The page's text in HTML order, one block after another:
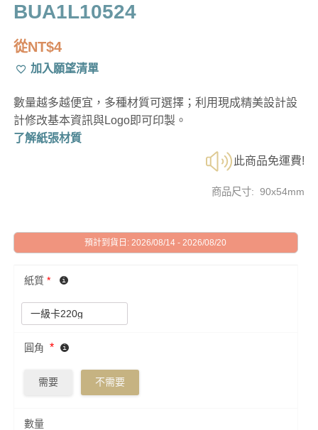
BUA1L10524
從NT$4
加入願望清單
數量越多越便宜，多種材質可選擇；利用現成精美設計設
計修改基本資訊與Logo即可印製。
了解紙張材質
此商品免運費!
商品尺寸: 90x54mm
預計到貨日: 2026/08/14 - 2026/08/20
紙質 *
圓角 *
需要 不需要
數量